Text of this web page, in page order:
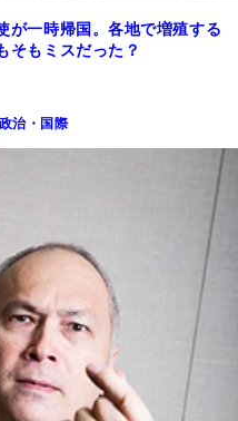
が一時帰国。各地で増殖する
そもミスだった？
政治・国際